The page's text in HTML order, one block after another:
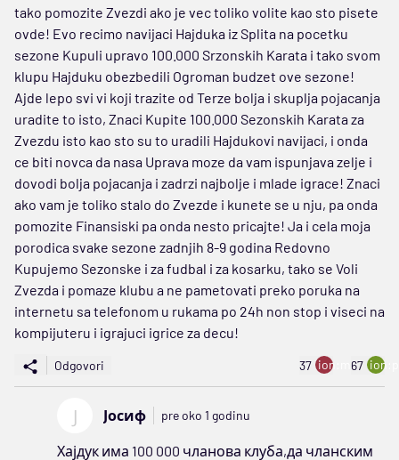
tako pomozite Zvezdi ako je vec toliko volite kao sto pisete
ovde! Evo recimo navijaci Hajduka iz Splita na pocetku
sezone Kupuli upravo 100.000 Srzonskih Karata i tako svom
klupu Hajduku obezbedili Ogroman budzet ove sezone!
Ajde lepo svi vi koji trazite od Terze bolja i skuplja pojacanja
uradite to isto, Znaci Kupite 100.000 Sezonskih Karata za
Zvezdu isto kao sto su to uradili Hajdukovi navijaci, i onda
ce biti novca da nasa Uprava moze da vam ispunjava zelje i
dovodi bolja pojacanja i zadrzi najbolje i mlade igrace! Znaci
ako vam je toliko stalo do Zvezde i kunete se u nju, pa onda
pomozite Finansiski pa onda nesto pricajte! Ja i cela moja
porodica svake sezone zadnjih 8-9 godina Redovno
Kupujemo Sezonske i za fudbal i za kosarku, tako se Voli
Zvezda i pomaze klubu a ne pametovati preko poruka na
internetu sa telefonom u rukama po 24h non stop i viseci na
kompijuteru i igrajuci igrice za decu!
Odgovori 37 ion:minus
67
Ј Јосиф pre oko 1 godinu
Хајдук има 100 000 чланова клуба,да чланским